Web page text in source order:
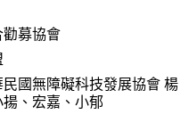
勸募協會
國無障礙科技發展協會 楊
、宏嘉、小郁